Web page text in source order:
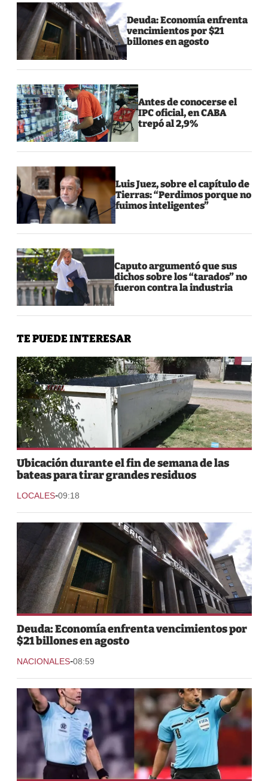
Deuda: Economía enfrenta
vencimientos por $21
billones en agosto
Antes de conocerse el
IPC oficial, en CABA
trepó al 2,9%
Luis Juez, sobre el capítulo de
Tierras: “Perdimos porque no
fuimos inteligentes”
Caputo argumentó que sus
dichos sobre los “tarados” no
fueron contra la industria
TE PUEDE INTERESAR
Ubicación durante el fin de semana de las
bateas para tirar grandes residuos
LOCALES-09:18
Deuda: Economía enfrenta vencimientos por
$21 billones en agosto
NACIONALES-08:59